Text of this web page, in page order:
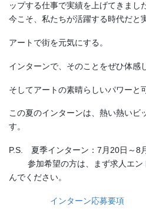
ップする仕事で実績を上げてきまし
今こそ、私たちが活躍する時代だと
アートで街を元気にする。
インターンで、そのことをぜひ体感
そしてアートの素晴らしいパワーと
この夏のインターンは、熱い熱いビ
す。
P.S. 夏季インターン：7月20日～8
参加希望の方は、まず求人エン
んでください。
インターン応募要項